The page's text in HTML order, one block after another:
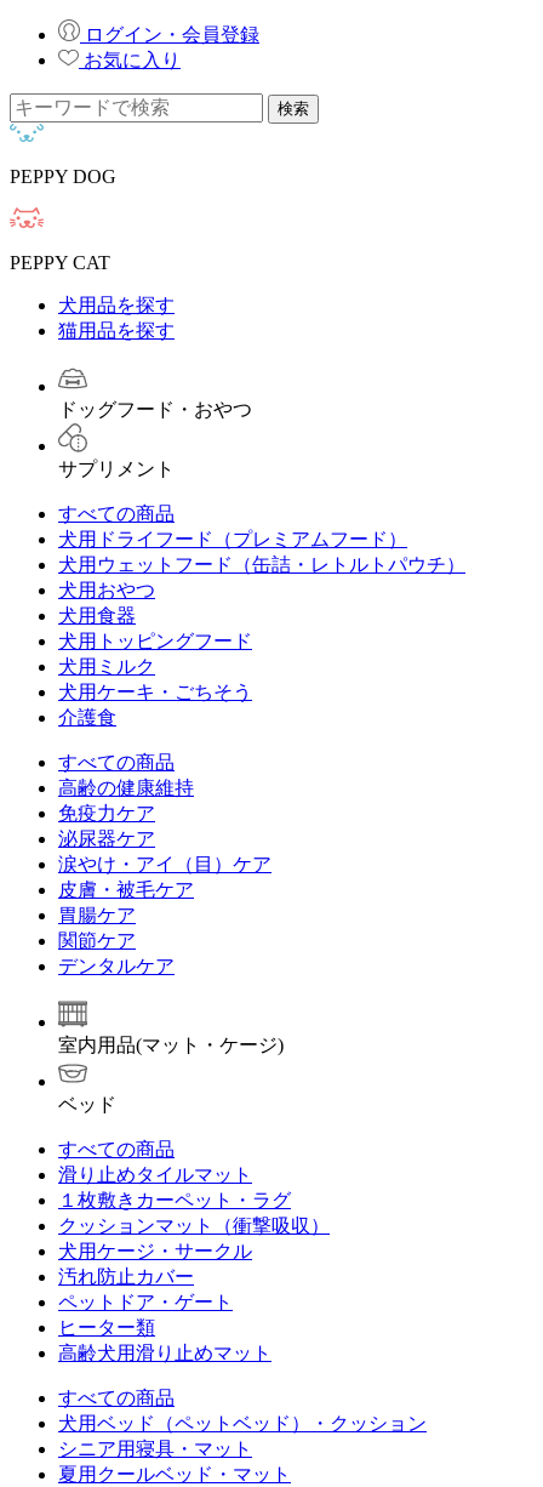
ログイン・会員登録
お気に入り
PEPPY DOG
PEPPY CAT
犬用品を探す
猫用品を探す
ドッグフード・おやつ
サプリメント
すべての商品
犬用ドライフード（プレミアムフード）
犬用ウェットフード（缶詰・レトルトパウチ）
犬用おやつ
犬用食器
犬用トッピングフード
犬用ミルク
犬用ケーキ・ごちそう
介護食
すべての商品
高齢の健康維持
免疫力ケア
泌尿器ケア
涙やけ・アイ（目）ケア
皮膚・被毛ケア
胃腸ケア
関節ケア
デンタルケア
室内用品(マット・ケージ)
ベッド
すべての商品
滑り止めタイルマット
１枚敷きカーペット・ラグ
クッションマット（衝撃吸収）
犬用ケージ・サークル
汚れ防止カバー
ペットドア・ゲート
ヒーター類
高齢犬用滑り止めマット
すべての商品
犬用ベッド（ペットベッド）・クッション
シニア用寝具・マット
夏用クールベッド・マット